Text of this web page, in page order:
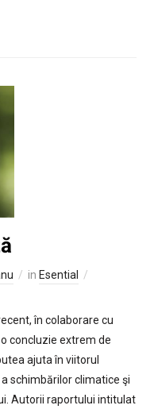
in Esential
în colaborare cu
concluzie extrem de
ajuta în viitorul
schimbărilor climatice şi
Autorii raportului intitulat